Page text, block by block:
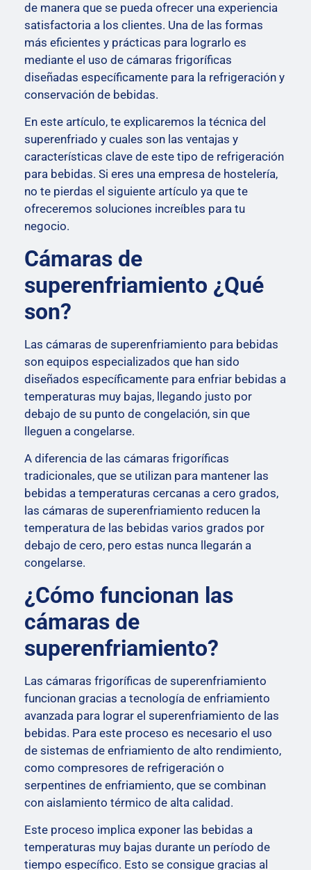
de manera que se pueda ofrecer una experiencia
satisfactoria a los clientes. Una de las formas
más eficientes y prácticas para lograrlo es
mediante el uso de cámaras frigoríficas
diseñadas específicamente para la refrigeración y
conservación de bebidas.
En este artículo, te explicaremos la técnica del
superenfriado y cuales son las ventajas y
características clave de este tipo de refrigeración
para bebidas. Si eres una empresa de hostelería,
no te pierdas el siguiente artículo ya que te
ofreceremos soluciones increíbles para tu
negocio.
Cámaras de
superenfriamiento ¿Qué
son?
Las cámaras de superenfriamiento para bebidas
son equipos especializados que han sido
diseñados específicamente para enfriar bebidas a
temperaturas muy bajas, llegando justo por
debajo de su punto de congelación, sin que
lleguen a congelarse.
A diferencia de las cámaras frigoríficas
tradicionales, que se utilizan para mantener las
bebidas a temperaturas cercanas a cero grados,
las cámaras de superenfriamiento reducen la
temperatura de las bebidas varios grados por
debajo de cero, pero estas nunca llegarán a
congelarse.
¿Cómo funcionan las
cámaras de
superenfriamiento?
Las cámaras frigoríficas de superenfriamiento
funcionan gracias a tecnología de enfriamiento
avanzada para lograr el superenfriamiento de las
bebidas. Para este proceso es necesario el uso
de sistemas de enfriamiento de alto rendimiento,
como compresores de refrigeración o
serpentines de enfriamiento, que se combinan
con aislamiento térmico de alta calidad.
Este proceso implica exponer las bebidas a
temperaturas muy bajas durante un período de
tiempo específico. Esto se consigue gracias al